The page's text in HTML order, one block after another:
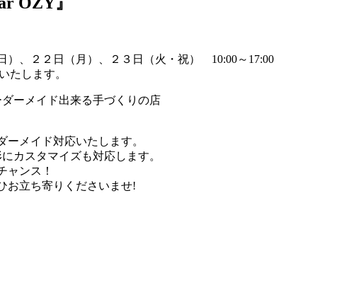
）、２２日（月）、２３日（火・祝） 10:00～17:00
たします。
ーメイド出来る手づくりの店
メイド対応いたします。
カスタマイズも対応します。
ャンス！
お立ち寄りくださいませ!